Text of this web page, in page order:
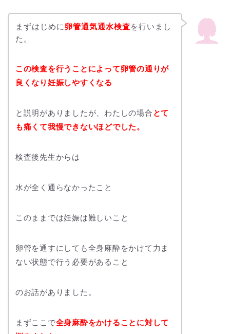
まずはじめに卵管通気通水検査を行いまし
た。
この検査を行うことによって卵管の通りが
良くなり妊娠しやすくなる
と説明がありましたが、わたしの場合 とて
も痛くて我慢できないほどでした。
検査後先生からは
水が全く通らなかったこと
このままでは妊娠は難しいこと
卵管を通すにしても全身麻酔をかけて力ま
ない状態で行う必要があること
のお話がありました。
まずここで全身麻酔をかけることに対して